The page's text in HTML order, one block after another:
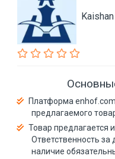
Платформа
предлагаемого
Товар предлагается
Ответственность
наличие